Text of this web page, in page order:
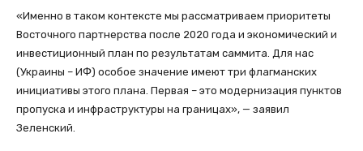
«Именно в таком контексте мы рассматриваем приоритеты
Восточного партнерства после 2020 года и экономический и
инвестиционный план по результатам саммита. Для нас
(Украины – ИФ) особое значение имеют три флагманских
инициативы этого плана. Первая – это модернизация пунктов
пропуска и инфраструктуры на границах», — заявил
Зеленский.